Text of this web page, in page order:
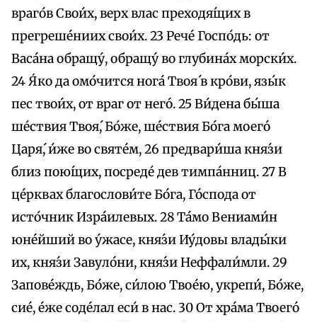
враго́в Свои́х, верх влас преходя́щих в
прегреше́ниих свои́х. 23 Рече́ Госпо́дь: от
Васа́на обращу́, обращу́ во глубина́х морски́х.
24 Я́ко да омо́чится нога́ Твоя́ в кро́ви, язы́к
пес твои́х, от враг от него́. 25 Ви́дена бы́ша
ше́ствия Твоя́, Бо́же, ше́ствия Бо́га моего́
Царя́, и́же во святе́м, 26 предвари́ша кня́зи
близ пою́щих, посреде́ дев тимпа́нниц. 27 В
це́рквах благослови́те Бо́га, Го́спода от
исто́чник Изра́илевых. 28 Та́мо Вениами́н
юне́йший во у́жасе, кня́зи Иу́довы влады́ки
их, кня́зи Завуло́ни, кня́зи Неффали́мли. 29
Запове́ждь, Бо́же, си́лою Твое́ю, укрепи́, Бо́же,
сие́, е́же соде́лал еси́ в нас. 30 От хра́ма Твоего́